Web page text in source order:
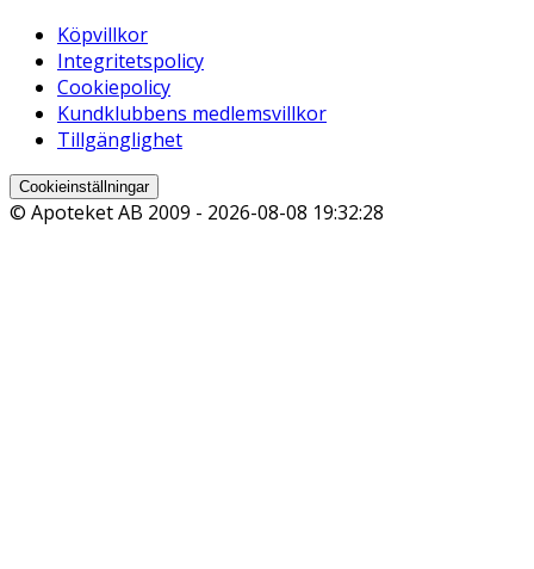
Köpvillkor
Integritetspolicy
Cookiepolicy
Kundklubbens medlemsvillkor
Tillgänglighet
Cookieinställningar
© Apoteket AB 2009 - 2026-08-08 19:32:28